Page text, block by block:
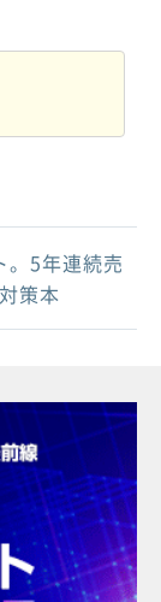
。5年連続売
策本